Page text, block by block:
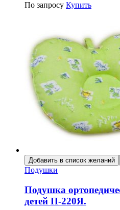
По запросу Купить
Добавить в список желаний
Подушки
Подушка
детей П-220Я.